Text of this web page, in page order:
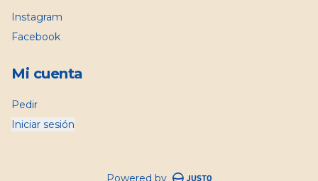
Instagram
Facebook
Mi cuenta
Pedir
Iniciar sesión
Powered by